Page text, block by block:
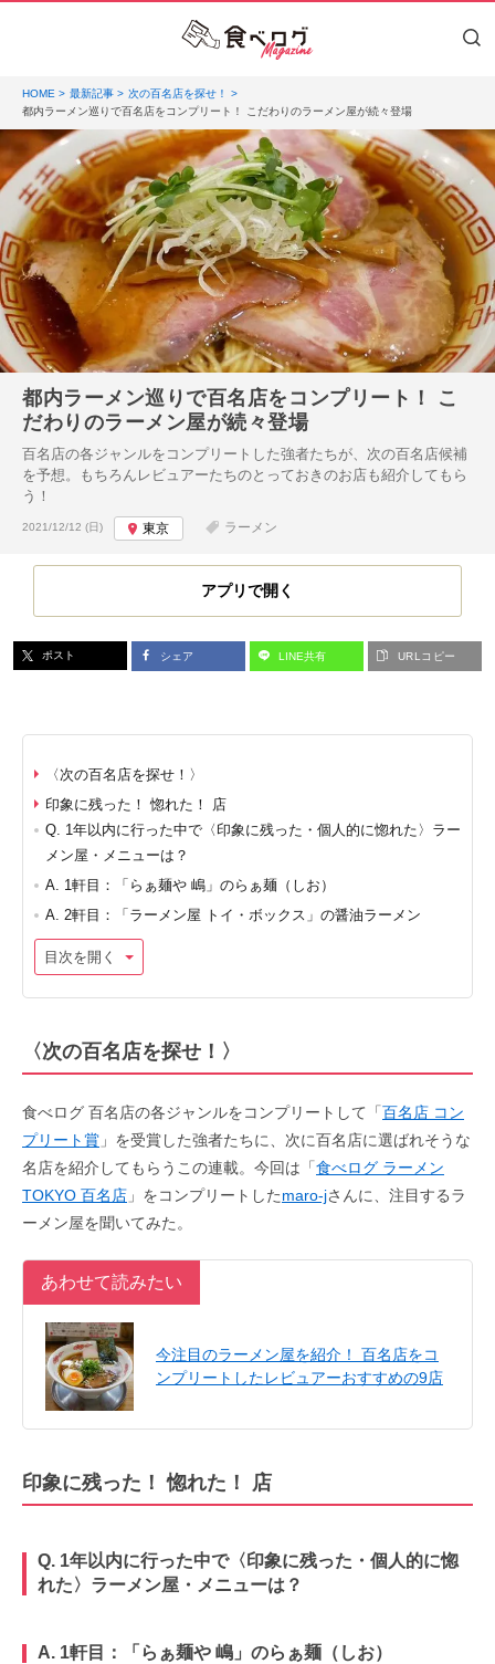
HOME 最新記事
次の百名店を探せ！
都内ラーメン巡りで百名店をコンプリート！ こだわりのラーメン屋が続々登場
都内ラーメン巡りで百名店をコンプリート！ こ
だわりのラーメン屋が続々登場
百名店の各ジャンルをコンプリートした強者たちが、次の百名店候補
を予想。もちろんレビュアーたちのとっておきのお店も紹介してもら
う！
投稿日:
2021/12/12 (日) 東京 ラーメン
アプリで開く
ポスト シェア LINE共有 URLコピー
〈次の百名店を探せ！〉
印象に残った！ 惚れた！ 店
Q. 1年以内に行った中で〈印象に残った・個人的に惚れた〉ラー
メン屋・メニューは？
A. 1軒目：「らぁ麺や 嶋」のらぁ麺（しお）
A. 2軒目：「ラーメン屋 トイ・ボックス」の醤油ラーメン
目次を開く
〈次の百名店を探せ！〉
食べログ 百名店の各ジャンルをコンプリートして「百名店 コン
プリート賞 」を受賞した強者たちに、次に百名店に選ばれそうな
名店を紹介してもらうこの連載。今回は「食べログ ラーメン
TOKYO 百名店 」をコンプリートしたmaro-jさんに、注目するラ
ーメン屋を聞いてみた。
あわせて読みたい
今注目のラーメン屋を紹介！ 百名店をコ
ンプリートしたレビュアーおすすめの9店
印象に残った！ 惚れた！ 店
Q. 1年以内に行った中で〈印象に残った・個人的に惚
れた〉ラーメン屋・メニューは？
A. 1軒目： 「 らぁ麺や 嶋 」のらぁ麺 （しお）